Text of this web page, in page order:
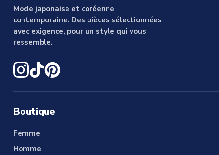
Mode japonaise et coréenne
contemporaine. Des pièces sélectionnées
avec exigence, pour un style qui vous
ressemble.
Boutique
Femme
Homme